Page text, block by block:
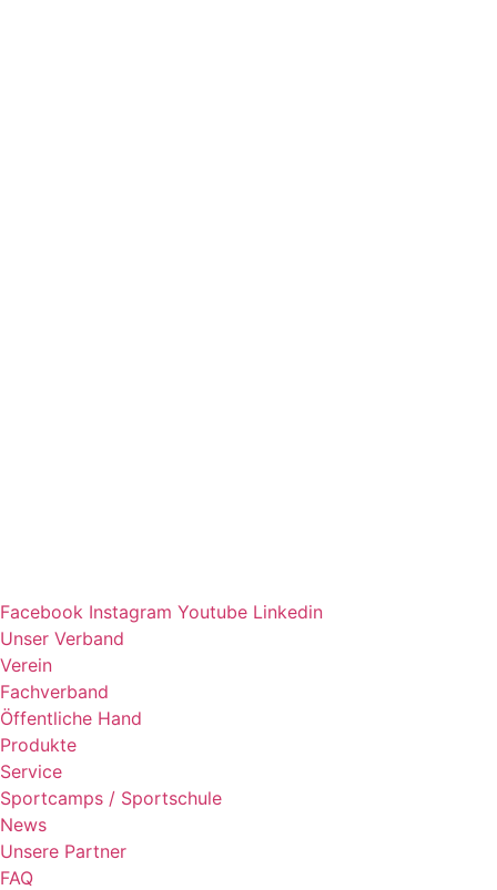
Facebook Instagram Youtube Linkedin
Unser Verband
Verein
Fach­ver­band
Öffent­li­che Hand
Produkte
Service
Sport­camps / Sportschule
News
Unsere Part­ner
FAQ